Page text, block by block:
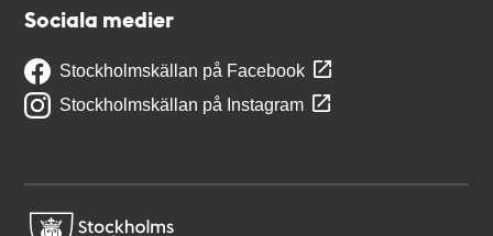
Sociala medier
Stockholmskällan på Facebook
Stockholmskällan på Instagram